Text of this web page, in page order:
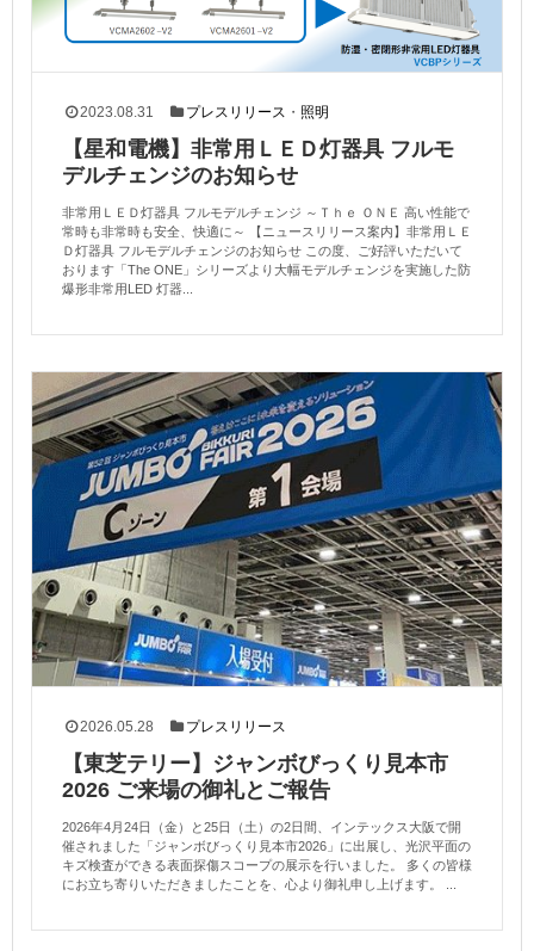
2023.08.31 プレスリリース ・ 照明
【星和電機】非常用ＬＥＤ灯器具 フルモ
デルチェンジのお知らせ
非常用ＬＥＤ灯器具 フルモデルチェンジ ～Ｔｈｅ ＯＮＥ 高い性能で
常時も非常時も安全、快適に～ 【ニュースリリース案内】非常用ＬＥ
Ｄ灯器具 フルモデルチェンジのお知らせ この度、ご好評いただいて
おります「The ONE」シリーズより大幅モデルチェンジを実施した防
爆形非常用LED 灯器...
2026.05.28 プレスリリース
【東芝テリー】ジャンボびっくり見本市
2026 ご来場の御礼とご報告
2026年4月24日（金）と25日（土）の2日間、インテックス大阪で開
催されました「ジャンボびっくり見本市2026」に出展し、光沢平面の
キズ検査ができる表面探傷スコープの展示を行いました。 多くの皆様
にお立ち寄りいただきましたことを、心より御礼申し上げます。 ...